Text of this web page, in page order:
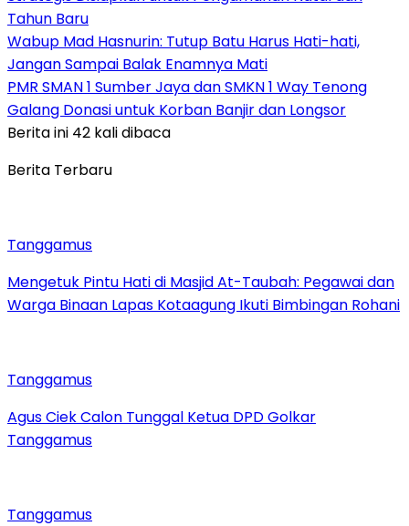
Tahun Baru
Wabup Mad Hasnurin: Tutup Batu Harus Hati-hati,
Jangan Sampai Balak Enamnya Mati
PMR SMAN 1 Sumber Jaya dan SMKN 1 Way Tenong
Galang Donasi untuk Korban Banjir dan Longsor
Berita ini 42 kali dibaca
Berita Terbaru
Tanggamus
Mengetuk Pintu Hati di Masjid At-Taubah: Pegawai dan
Warga Binaan Lapas Kotaagung Ikuti Bimbingan Rohani
Tanggamus
Agus Ciek Calon Tunggal Ketua DPD Golkar
Tanggamus
Tanggamus